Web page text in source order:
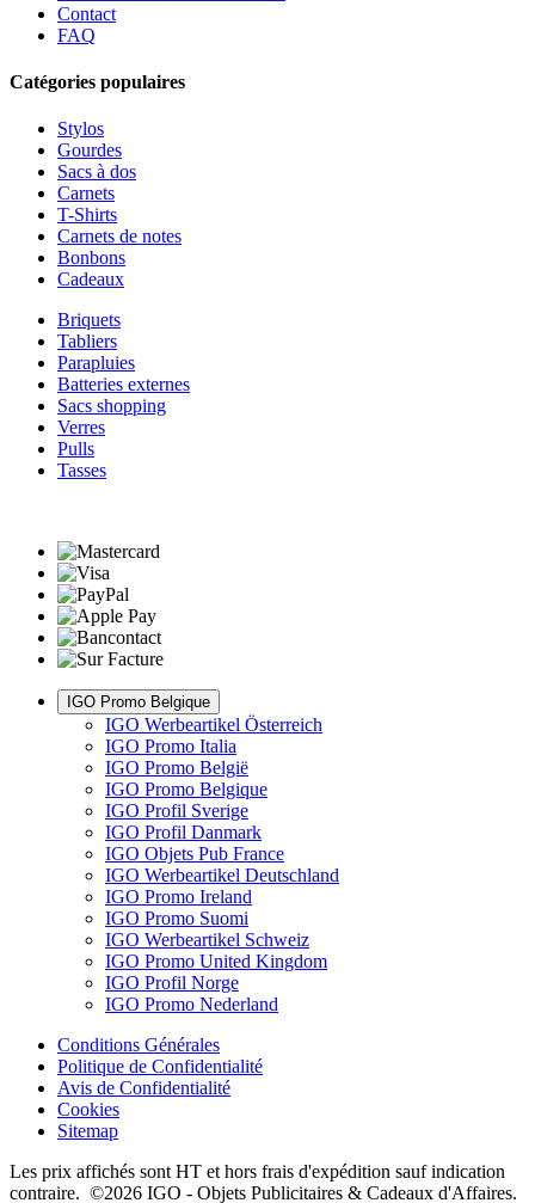
Contact
FAQ
Catégories populaires
Stylos
Gourdes
Sacs à dos
Carnets
T-Shirts
Carnets de notes
Bonbons
Cadeaux
Briquets
Tabliers
Parapluies
Batteries externes
Sacs shopping
Verres
Pulls
Tasses
IGO Promo Belgique
IGO Werbeartikel Österreich
IGO Promo Italia
IGO Promo België
IGO Promo Belgique
IGO Profil Sverige
IGO Profil Danmark
IGO Objets Pub France
IGO Werbeartikel Deutschland
IGO Promo Ireland
IGO Promo Suomi
IGO Werbeartikel Schweiz
IGO Promo United Kingdom
IGO Profil Norge
IGO Promo Nederland
Conditions Générales
Politique de Confidentialité
Avis de Confidentialité
Cookies
Sitemap
Les prix affichés sont HT et hors frais d'expédition sauf indication
contraire. ©2026 IGO - Objets Publicitaires & Cadeaux d'Affaires.